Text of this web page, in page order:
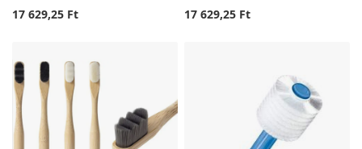
17 629,25 Ft
17 629,25 Ft